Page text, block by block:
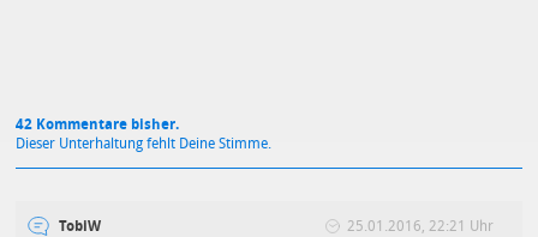
42 Kommentare bisher.
Dieser Unterhaltung fehlt Deine Stimme.
TobiW 25.01.2016, 22:21 Uhr